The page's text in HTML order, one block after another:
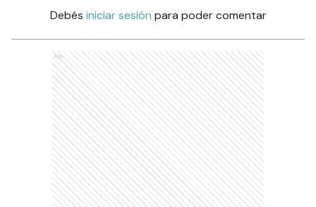
Debés iniciar sesión para poder comentar
Ads